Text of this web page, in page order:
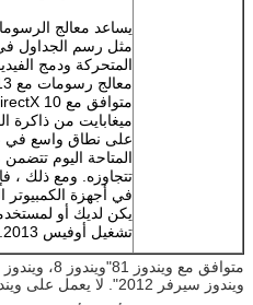
يساعد معالج
ميغابايت من ذاكرة
المتاحة اليوم
تتجاوزه. ومع ذلك ،
في أجهزة الكمبيوتر
يكن لديك أو
تشغيل أوفيس 2013.
ويندوز سيرفر 2012". لا يعمل على ويندوز XP أو فيستا.